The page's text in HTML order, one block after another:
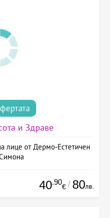
и Здраве
лице от Дермо-Естетичен
40.90
€ / 80лв.